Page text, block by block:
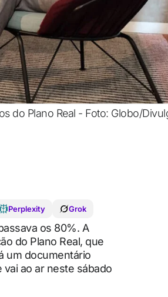
do Plano Real - Foto: Globo/
Perplexity Grok
os 80%. A
do Plano Real, que
um documentário
vai ao ar neste sábado